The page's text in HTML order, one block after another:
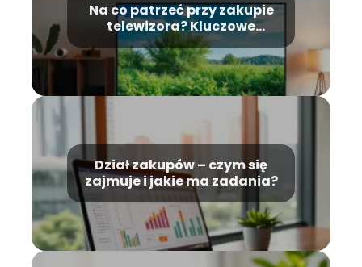
Na co patrzeć przy zakupie
telewizora? Kluczowe
wskazówki dla kupujących
Dział zakupów – czym się
zajmuje i jakie ma zadania?